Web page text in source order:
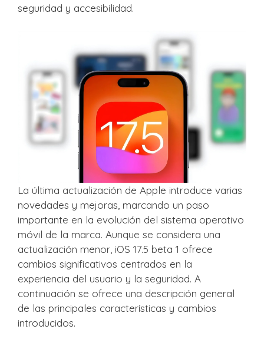
seguridad y accesibilidad.
La última actualización de Apple introduce varias
novedades y mejoras, marcando un paso
importante en la evolución del sistema operativo
móvil de la marca. Aunque se considera una
actualización menor, iOS 17.5 beta 1 ofrece
cambios significativos centrados en la
experiencia del usuario y la seguridad. A
continuación se ofrece una descripción general
de las principales características y cambios
introducidos.